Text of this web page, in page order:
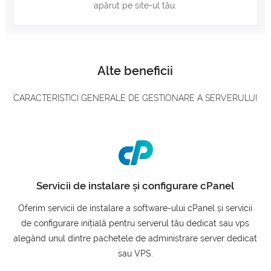
apărut pe site-ul tău.
Alte beneficii
CARACTERISTICI GENERALE DE GESTIONARE A SERVERULUI
Servicii de instalare și configurare cPanel
Oferim servicii de instalare a software-ului cPanel și servicii
de configurare inițială pentru serverul tău dedicat sau vps
alegând unul dintre pachetele de administrare server dedicat
sau VPS.